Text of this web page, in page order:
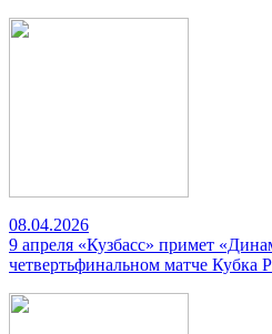
08.04.2026
9 апреля «Кузбасс» примет
четвертьфинальном матче Кубка